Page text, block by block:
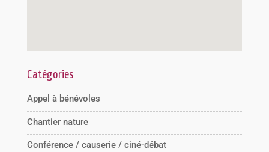
Catégories
Appel à bénévoles
Chantier nature
Conférence / causerie / ciné-débat